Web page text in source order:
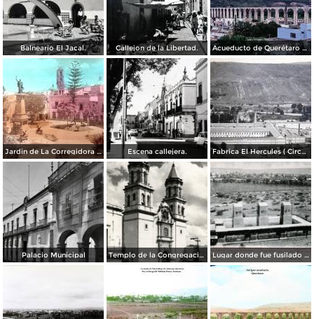
Balneario El Jacal. Callejon de la Libertad. Acueducto de Querétaro 1967
Jardin de La Corregidora ( Circulada el 3 de Noviembre de 1957 ). Escena callejera. Fabrica El Hercules ( Circulada el 22 de Junio de 1926 ).
Palacio Municipal Templo de la Congregación Lugar donde fue fusilado el emperador Maximiliano